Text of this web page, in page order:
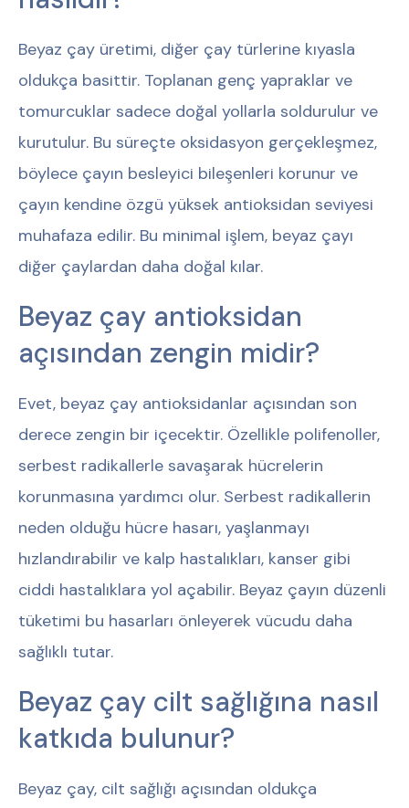
Beyaz çay üretimi, diğer çay türlerine kıyasla
oldukça basittir. Toplanan genç yapraklar ve
tomurcuklar sadece doğal yollarla soldurulur ve
kurutulur. Bu süreçte oksidasyon gerçekleşmez,
böylece çayın besleyici bileşenleri korunur ve
çayın kendine özgü yüksek antioksidan seviyesi
muhafaza edilir. Bu minimal işlem, beyaz çayı
diğer çaylardan daha doğal kılar.
Beyaz çay antioksidan
açısından zengin midir?
Evet, beyaz çay antioksidanlar açısından son
derece zengin bir içecektir. Özellikle polifenoller,
serbest radikallerle savaşarak hücrelerin
korunmasına yardımcı olur. Serbest radikallerin
neden olduğu hücre hasarı, yaşlanmayı
hızlandırabilir ve kalp hastalıkları, kanser gibi
ciddi hastalıklara yol açabilir. Beyaz çayın düzenli
tüketimi bu hasarları önleyerek vücudu daha
sağlıklı tutar.
Beyaz çay cilt sağlığına nasıl
katkıda bulunur?
Beyaz çay, cilt sağlığı açısından oldukça